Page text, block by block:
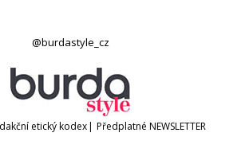
@burdastyle_cz
etický kodex| Předplatné NEWSLETTER